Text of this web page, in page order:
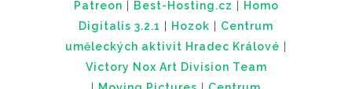
Patreon Best-Hosting.cz
Homo
Digitalis 3.2.1
Hozok
Centrum
uměleckých aktivit Hradec Králové
Victory Nox Art Division Team